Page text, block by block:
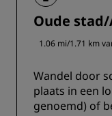
Oude
1.06 mi/1.71 km
Wandel door
plaats in een
genoemd) of